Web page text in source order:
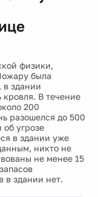
физики,
была
в здании
кровля. В течение
200
разошелся до 500
угрозе
в здании уже
никто не
не менее 15
в здании нет.